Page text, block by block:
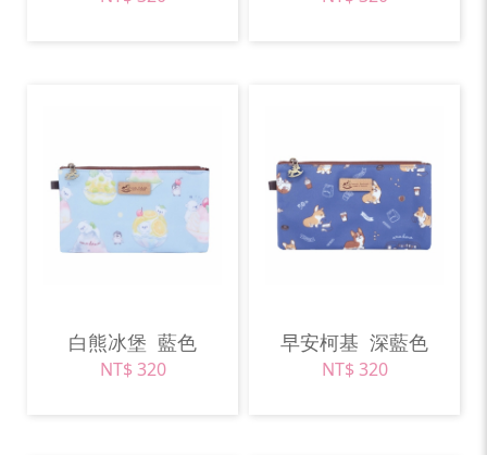
白熊冰堡 藍色
NT$ 320
早安柯基 深藍色
NT$ 320